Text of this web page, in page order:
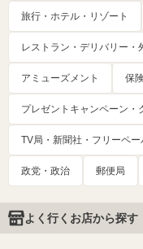
旅行・ホテル・リゾート
レストラン・デリバリー・
アミューズメント 保
プレゼントキャンペーン・
TV局・新聞社・フリーペ
政党・政治 郵便局
よく行くお店から探す